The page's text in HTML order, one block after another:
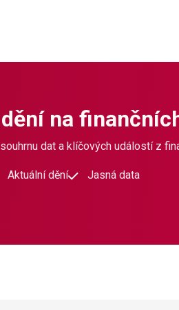
na
dat a klíčových událostí z
Aktuální dění Jasná data